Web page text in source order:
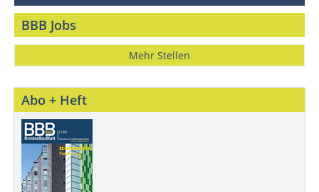
BBB Jobs
Mehr Stellen
Abo + Heft